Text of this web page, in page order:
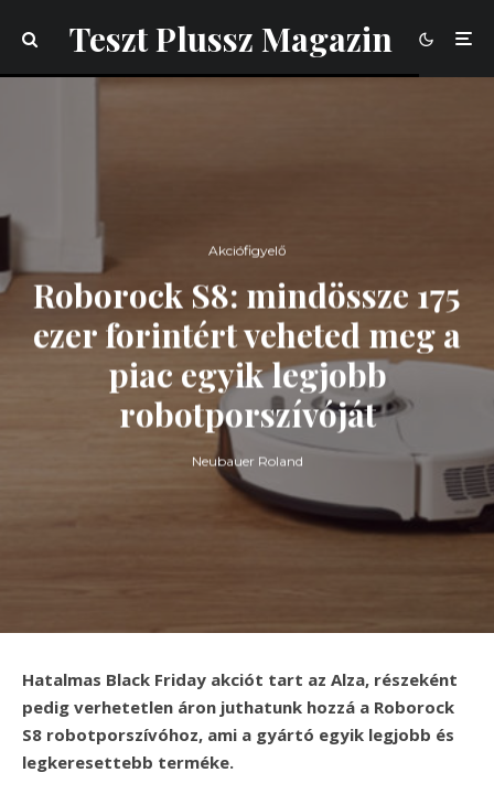
Teszt Plussz Magazin
Akciófigyelő
Roborock S8: mindössze 175
ezer forintért veheted meg a
piac egyik legjobb
robotporszívóját
Neubauer Roland
Hatalmas Black Friday akciót tart az Alza, részeként
pedig verhetetlen áron juthatunk hozzá a Roborock
S8 robotporszívóhoz, ami a gyártó egyik legjobb és
legkeresettebb terméke.